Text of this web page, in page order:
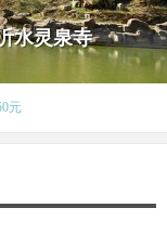
水灵泉寺
元